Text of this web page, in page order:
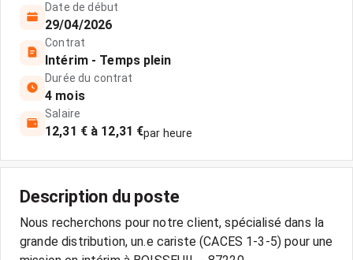
Date de début
29/04/2026
Contrat
Intérim - Temps plein
Durée du contrat
4 mois
Salaire
12,31 € à 12,31 €par heure
Description du poste
Nous recherchons pour notre client, spécialisé dans la
grande distribution, un.e cariste (CACES 1-3-5) pour une